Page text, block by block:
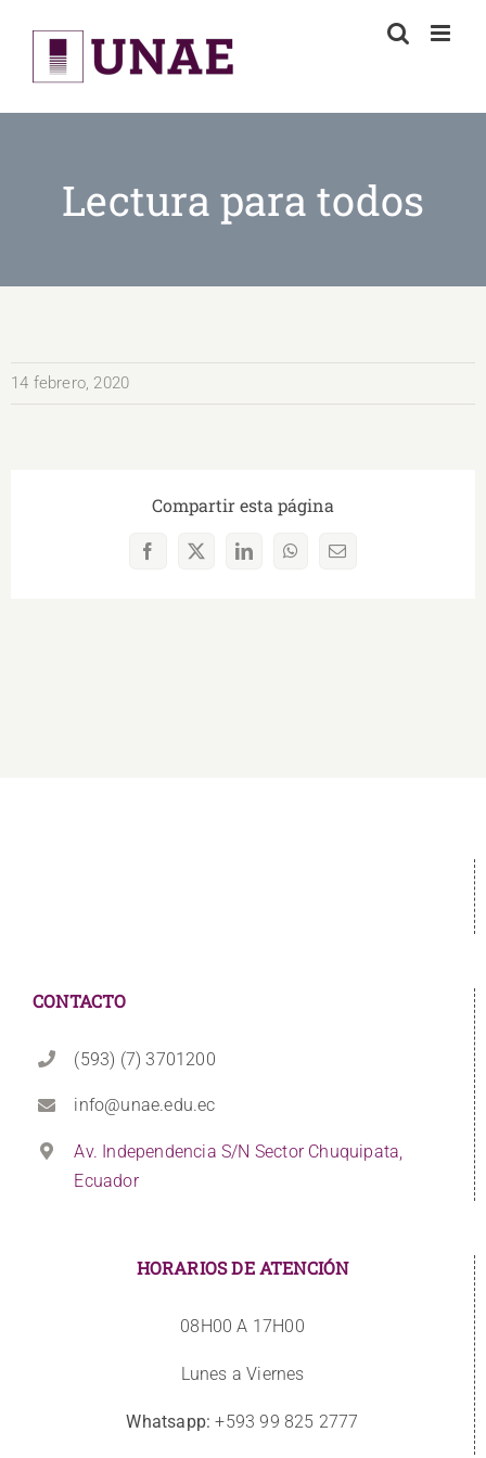
content
Lectura para todos
14 febrero, 2020
Compartir esta página
Facebook
X LinkedInWhatsAppCorreo
CONTACTO
(593) (7) 3701200
info@unae.edu.ec
Av. Independencia S/N Sector Chuquipata,
Ecuador
HORARIOS DE ATENCIÓN
08H00 A 17H00
Lunes a Viernes
Whatsapp: +593 99 825 2777